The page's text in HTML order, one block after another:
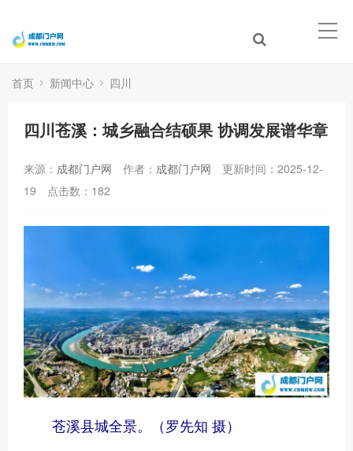
首页 新闻中心 四川
四川苍溪：城乡融合结硕果 协调发展谱华章
来源： 成都门户网 作者： 成都门户网
更新时间：2025-12-
19
点击数： 182
苍溪县城全景。（罗先知 摄）